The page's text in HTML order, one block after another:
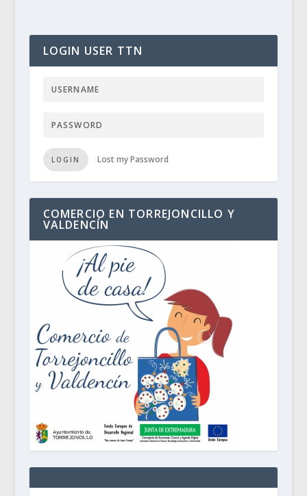
LOGIN USER TTN
LOGIN Lost my Password
COMERCIO EN TORREJONCILLO Y
VALDENCÍN